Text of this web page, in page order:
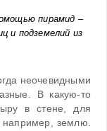
пирамид –
и подземелий из
неочевидными
В какую-то
в стене, для
например, землю.